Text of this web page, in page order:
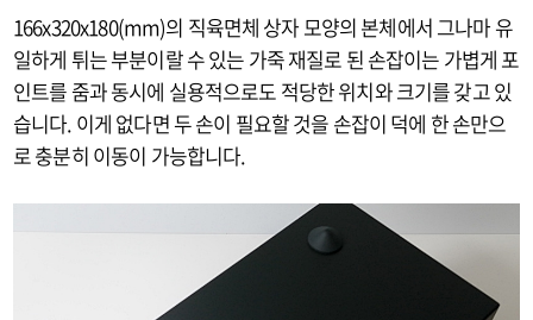
166x320x180(mm)의 직육면체 상자 모양의 본체에서 그나마 유
일하게 튀는 부분이랄 수 있는 가죽 재질로 된 손잡이는 가볍게 포
인트를 줌과 동시에 실용적으로도 적당한 위치와 크기를 갖고 있
습니다. 이게 없다면 두 손이 필요할 것을 손잡이 덕에 한 손만으
로 충분히 이동이 가능합니다.